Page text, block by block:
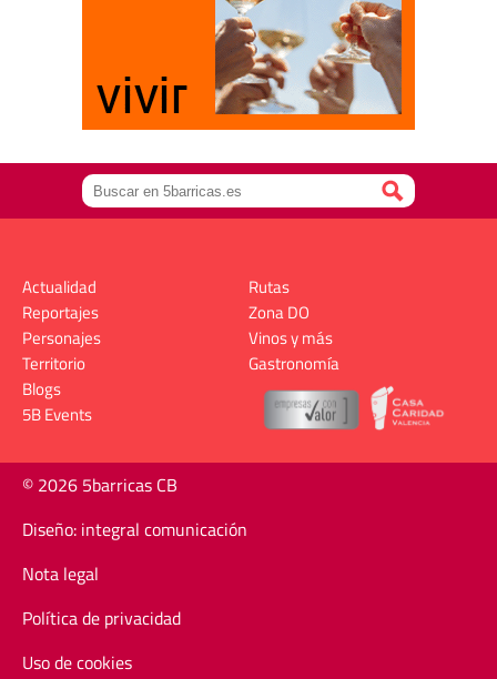
Actualidad
Reportajes
Personajes
Territorio
Rutas
Zona DO
Vinos y más
Gastronomía
Blogs
5B Events
© 2026 5barricas CB
Diseño: integral comunicación
Nota legal
Política de privacidad
Uso de cookies